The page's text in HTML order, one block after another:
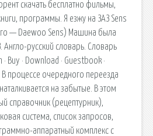
скачать бесплатно фильмы,
программы. Я езжу на ЗАЗ Sens
— Daewoo Sens) Машина была
Англо-русский словарь. Словарь
· Buy · Download · Guestbook ·
процессе очередного переезда
на забытые. В этом
справочник (рецептурник),
сиcтема, список запросов,
аппаратный комплекс с